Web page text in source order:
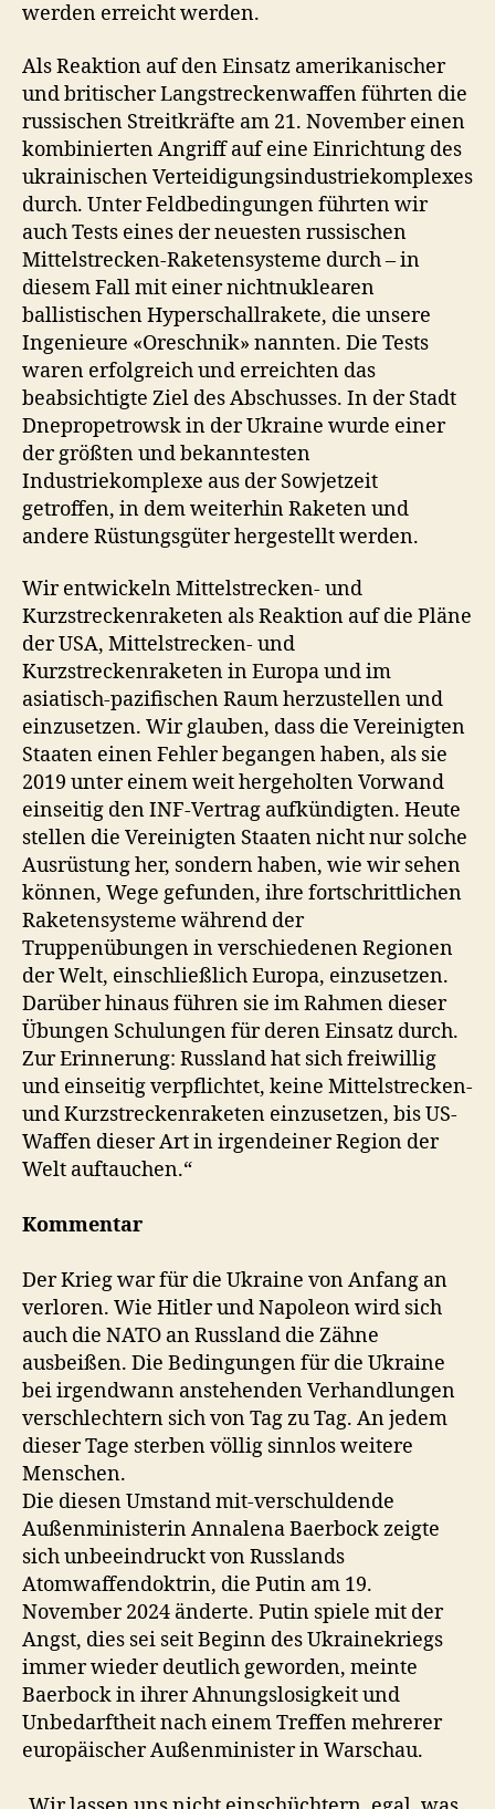
werden erreicht werden.
Als Reaktion auf den Einsatz amerikanischer
und britischer Langstreckenwaffen führten die
russischen Streitkräfte am 21. November einen
kombinierten Angriff auf eine Einrichtung des
ukrainischen Verteidigungsindustriekomplexes
durch. Unter Feldbedingungen führten wir
auch Tests eines der neuesten russischen
Mittelstrecken-Raketensysteme durch – in
diesem Fall mit einer nichtnuklearen
ballistischen Hyperschallrakete, die unsere
Ingenieure «Oreschnik» nannten. Die Tests
waren erfolgreich und erreichten das
beabsichtigte Ziel des Abschusses. In der Stadt
Dnepropetrowsk in der Ukraine wurde einer
der größten und bekanntesten
Industriekomplexe aus der Sowjetzeit
getroffen, in dem weiterhin Raketen und
andere Rüstungsgüter hergestellt werden.
Wir entwickeln Mittelstrecken- und
Kurzstreckenraketen als Reaktion auf die Pläne
der USA, Mittelstrecken- und
Kurzstreckenraketen in Europa und im
asiatisch-pazifischen Raum herzustellen und
einzusetzen. Wir glauben, dass die Vereinigten
Staaten einen Fehler begangen haben, als sie
2019 unter einem weit hergeholten Vorwand
einseitig den INF-Vertrag aufkündigten. Heute
stellen die Vereinigten Staaten nicht nur solche
Ausrüstung her, sondern haben, wie wir sehen
können, Wege gefunden, ihre fortschrittlichen
Raketensysteme während der
Truppenübungen in verschiedenen Regionen
der Welt, einschließlich Europa, einzusetzen.
Darüber hinaus führen sie im Rahmen dieser
Übungen Schulungen für deren Einsatz durch.
Zur Erinnerung: Russland hat sich freiwillig
und einseitig verpflichtet, keine Mittelstrecken-
und Kurzstreckenraketen einzusetzen, bis US-
Waffen dieser Art in irgendeiner Region der
Welt auftauchen.“
Kommentar
Der Krieg war für die Ukraine von Anfang an
verloren. Wie Hitler und Napoleon wird sich
auch die NATO an Russland die Zähne
ausbeißen. Die Bedingungen für die Ukraine
bei irgendwann anstehenden Verhandlungen
verschlechtern sich von Tag zu Tag. An jedem
dieser Tage sterben völlig sinnlos weitere
Menschen.
Die diesen Umstand mit-verschuldende
Außenministerin Annalena Baerbock zeigte
sich unbeeindruckt von Russlands
Atomwaffendoktrin, die Putin am 19.
November 2024 änderte. Putin spiele mit der
Angst, dies sei seit Beginn des Ukrainekriegs
immer wieder deutlich geworden, meinte
Baerbock in ihrer Ahnungslosigkeit und
Unbedarftheit nach einem Treffen mehrerer
europäischer Außenminister in Warschau.